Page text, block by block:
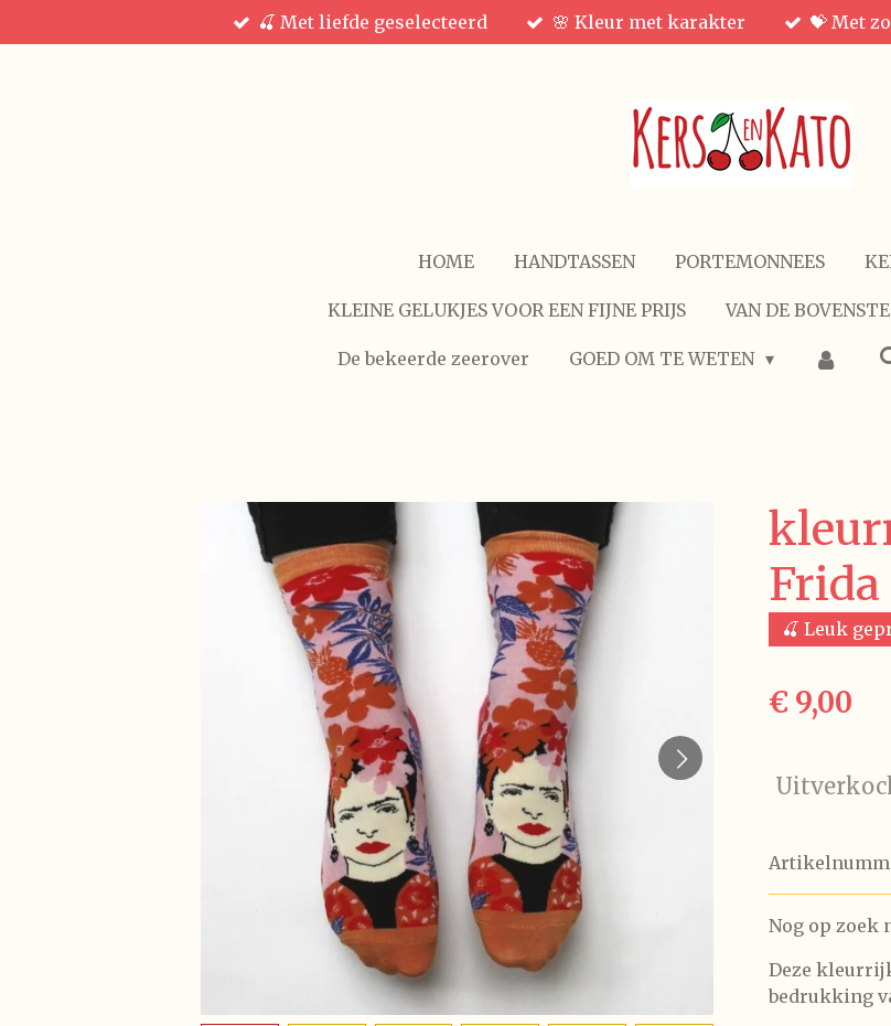
direct
🍒 Met liefde geselecteerd 🌸 Kleur met karakter 💝 Met
HOME HANDTASSEN PORTEMONNEES
KLEINE GELUKJES VOOR EEN FIJNE PRIJS VAN DE
De bekeerde zeerover GOED OM TE WETEN
🍒 Leuk
€ 9,00
Nog op zoek
Deze
bedrukking